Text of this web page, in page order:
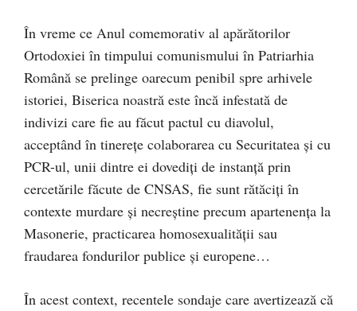
În vreme ce Anul comemorativ al apărătorilor
Ortodoxiei în timpului comunismului în Patriarhia
Română se prelinge oarecum penibil spre arhivele
istoriei, Biserica noastră este încă infestată de
indivizi care fie au făcut pactul cu diavolul,
acceptând în tinerețe colaborarea cu Securitatea și cu
PCR-ul, unii dintre ei dovediți de instanță prin
cercetările făcute de CNSAS, fie sunt rătăciți în
contexte murdare și necreștine precum apartenența la
Masonerie, practicarea homosexualității sau
fraudarea fondurilor publice și europene…
În acest context, recentele sondaje care avertizează că